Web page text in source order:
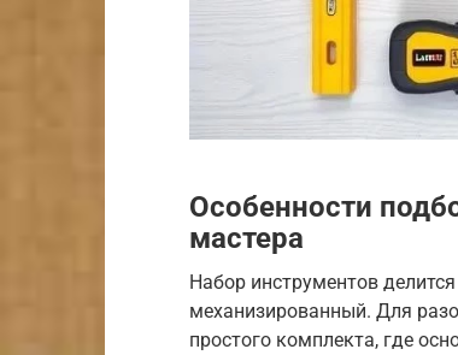
Особенности
мастера
Набор инструментов
механизированный. Для
простого комплекта, где